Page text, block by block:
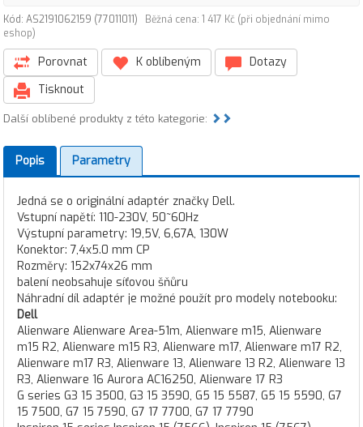
Kód: AS2191062159 (77011011)
Běžná cena: 1 417 Kč (při objednání mimo
eshop)
Porovnat K oblíbeným
Dotazy
Tisknout
Další oblíbené produkty z této kategorie:
Popis Parametry
Jedná se o originální adaptér značky Dell.
Vstupní napětí: 110-230V, 50~60Hz
Výstupní parametry: 19,5V, 6,67A, 130W
Konektor: 7,4x5.0 mm CP
Rozměry: 152x74x26 mm
balení neobsahuje síťovou šňůru
Náhradní díl adaptér je možné použít pro modely notebooku:
Dell
Alienware Alienware Area-51m, Alienware m15, Alienware
m15 R2, Alienware m15 R3, Alienware m17, Alienware m17 R2,
Alienware m17 R3, Alienware 13, Alienware 13 R2, Alienware 13
R3, Alienware 16 Aurora AC16250, Alienware 17 R3
G series G3 15 3500, G3 15 3590, G5 15 5587, G5 15 5590, G7
15 7500, G7 15 7590, G7 17 7700, G7 17 7790